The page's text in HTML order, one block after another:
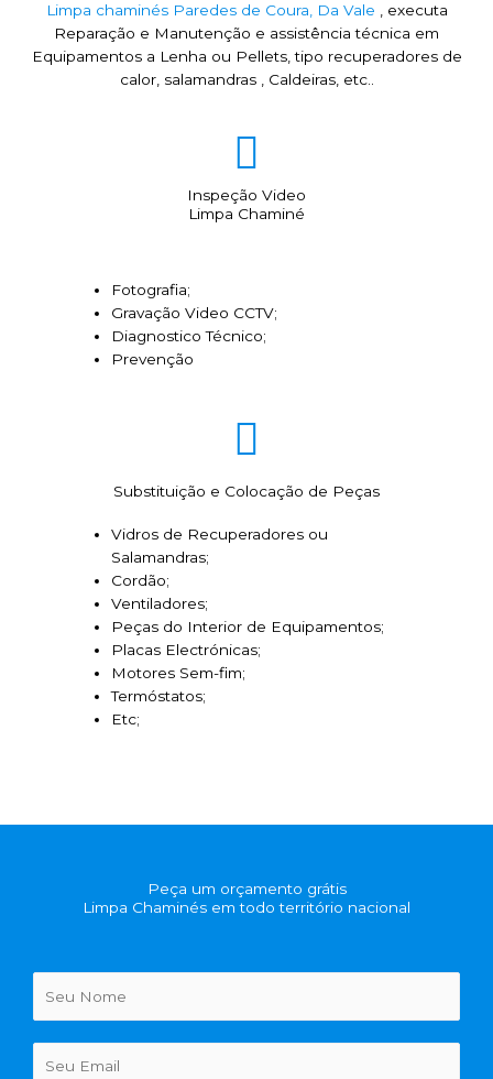
Limpa chaminés Paredes de Coura, Da Vale , executa
Reparação e Manutenção e assistência técnica em
Equipamentos a Lenha ou Pellets, tipo recuperadores de
calor, salamandras , Caldeiras, etc..
Inspeção Video
Limpa Chaminé
Fotografia;
Gravação Video CCTV;
Diagnostico Técnico;
Prevenção
Substituição e Colocação de Peças
Vidros de Recuperadores ou
Salamandras;
Cordão;
Ventiladores;
Peças do Interior de Equipamentos;
Placas Electrónicas;
Motores Sem-fim;
Termóstatos;
Etc;
Peça um orçamento grátis
Limpa Chaminés em todo território nacional